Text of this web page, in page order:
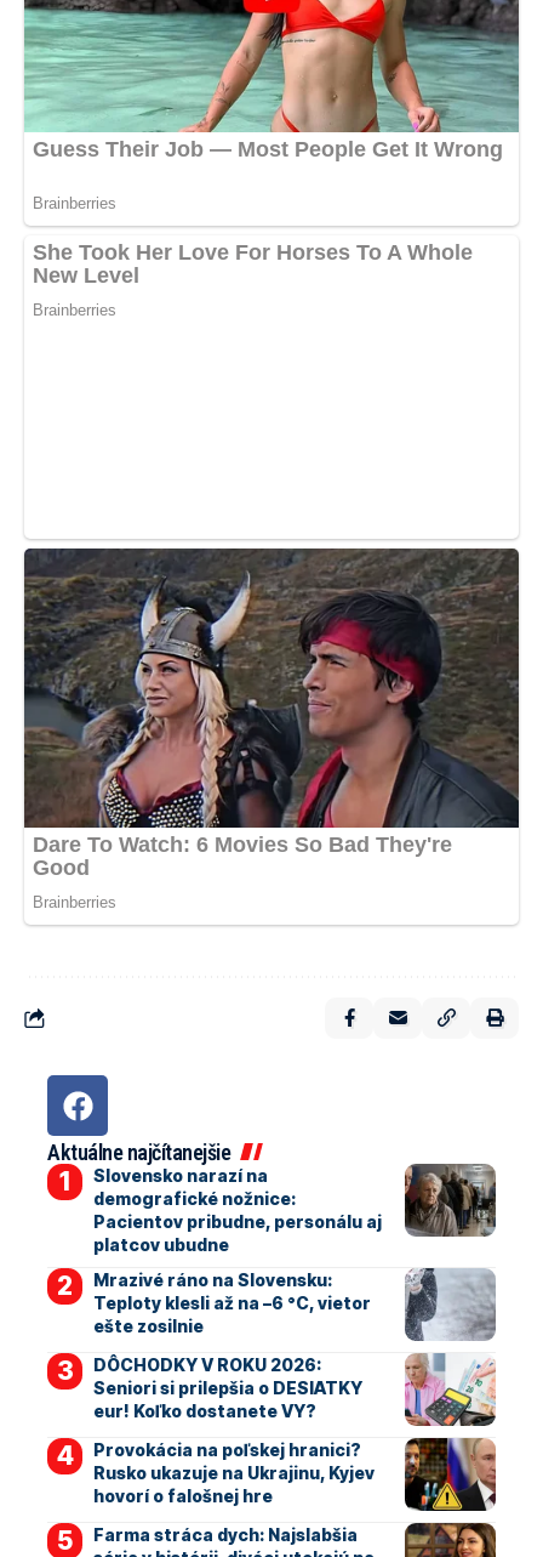
Aktuálne najčítanejšie
Slovensko narazí na
demografické nožnice:
Pacientov pribudne, personálu aj
platcov ubudne
Mrazivé ráno na Slovensku:
Teploty klesli až na –6 °C, vietor
ešte zosilnie
DÔCHODKY V ROKU 2026:
Seniori si prilepšia o DESIATKY
eur! Koľko dostanete VY?
Provokácia na poľskej hranici?
Rusko ukazuje na Ukrajinu, Kyjev
hovorí o falošnej hre
Farma stráca dych: Najslabšia